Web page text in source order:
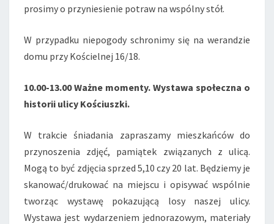
prosimy o przyniesienie potraw na wspólny stół.
W przypadku niepogody schronimy się na werandzie
domu przy Kościelnej 16/18.
10.00-13.00 Ważne momenty. Wystawa społeczna o
historii ulicy Kościuszki.
W trakcie śniadania zapraszamy mieszkańców do
przynoszenia zdjęć, pamiątek związanych z ulicą.
Mogą to być zdjęcia sprzed 5,10 czy 20 lat. Będziemy je
skanować/drukować na miejscu i opisywać wspólnie
tworząc wystawę pokazującą losy naszej ulicy.
Wystawa jest wydarzeniem jednorazowym, materiały